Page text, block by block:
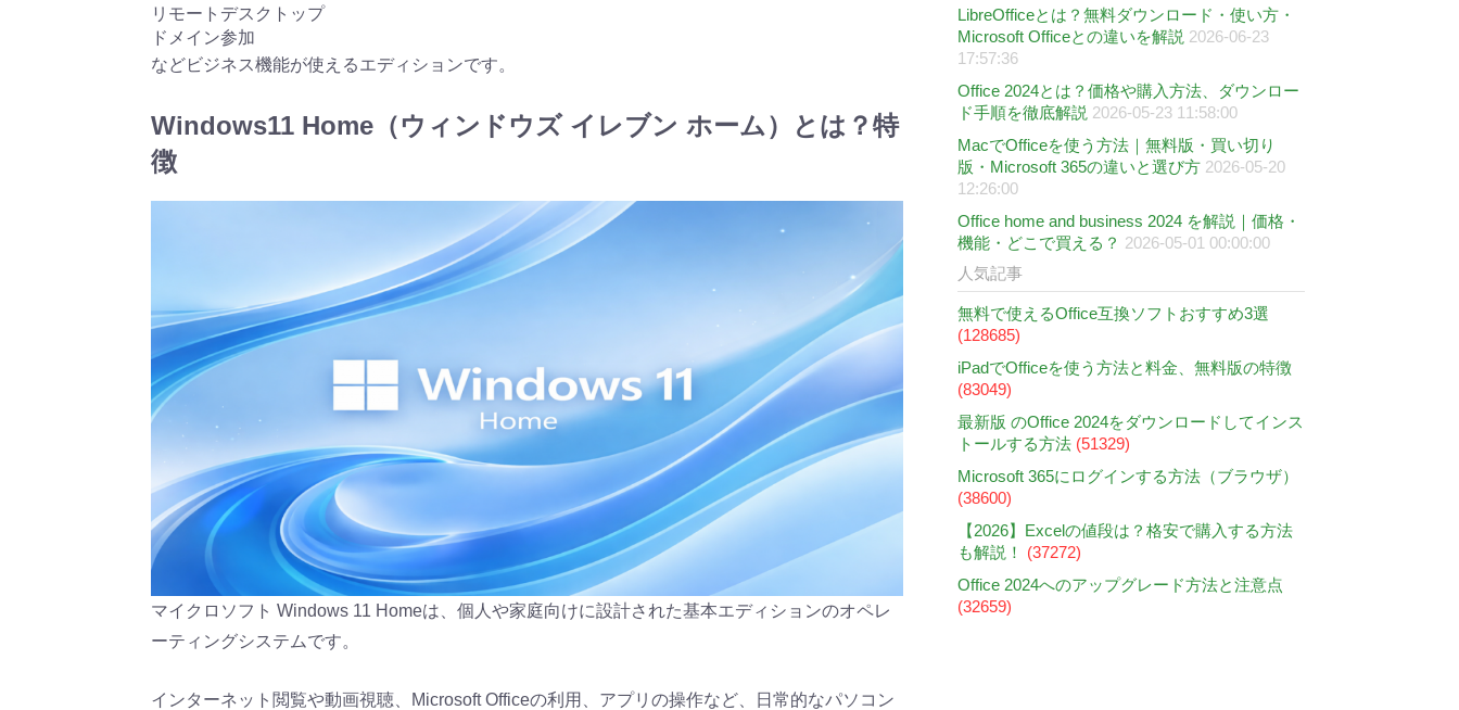
リモートデスクトップ
ドメイン参加
などビジネス機能が使えるエディションです。
Windows11 Home（ウィンドウズ イレブン ホーム）とは？特
徴
マイクロソフト Windows 11 Homeは、個人や家庭向けに設計された基本エディションのオペレ
ーティングシステムです。
インターネット閲覧や動画視聴、Microsoft Officeの利用、アプリの操作など、日常的なパソコン
LibreOfficeとは？無料ダウンロード・使い方・
Microsoft Officeとの違いを解説 2026-06-23
17:57:36
Office 2024とは？価格や購入方法、ダウンロー
ド手順を徹底解説 2026-05-23 11:58:00
MacでOfficeを使う方法｜無料版・買い切り
版・Microsoft 365の違いと選び方 2026-05-20
12:26:00
Office home and business 2024 を解説｜価格・
機能・どこで買える？ 2026-05-01 00:00:00
人気記事
無料で使えるOffice互換ソフトおすすめ3選
(128685)
iPadでOfficeを使う方法と料金、無料版の特徴
(83049)
最新版 のOffice 2024をダウンロードしてインス
トールする方法 (51329)
Microsoft 365にログインする方法（ブラウザ）
(38600)
【2026】Excelの値段は？格安で購入する方法
も解説！
(37272)
Office 2024へのアップグレード方法と注意点
(32659)